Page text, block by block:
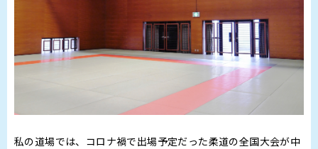
私の道場では、コロナ禍で出場予定だった柔道の全国大会が中